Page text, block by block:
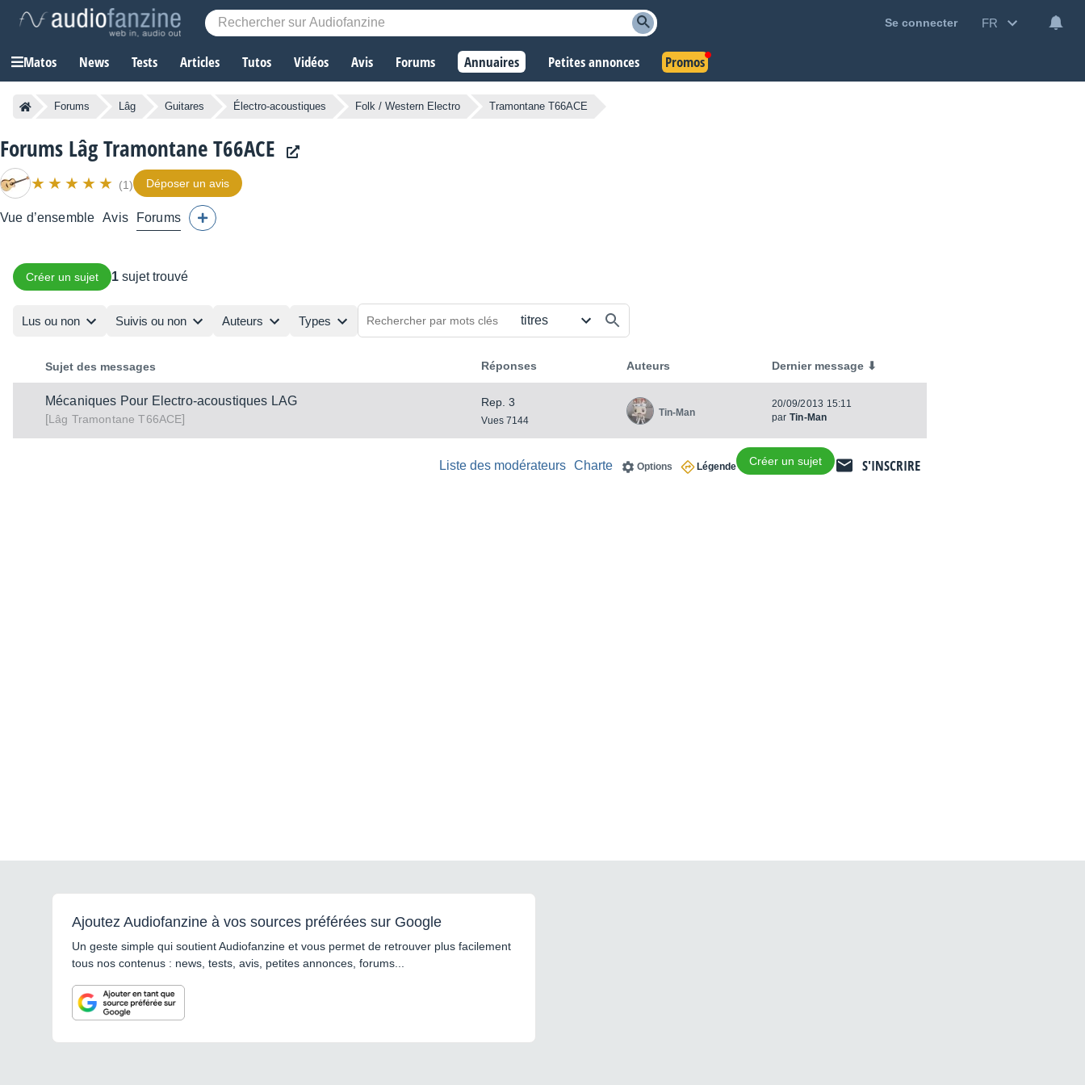
Se connecter FR
Matos News Tests Articles Tutos Vidéos Avis Forums Annuaires Petites annonces Promos
Forums Lâg Guitares Électro-acoustiques Folk / Western Electro Tramontane T66ACE
Forums Lâg Tramontane T66ACE
(1) Déposer un avis
Vue d’ensemble Avis Forums
Créer un sujet 1 sujet trouvé
Lus ou non Suivis ou non Auteurs Types
Sujet des messages Réponses Auteurs Dernier message ⬇
Mécaniques Pour Electro-acoustiques LAG
[Lâg Tramontane T66ACE]
Rep. 3
Vues 7144
Tin-Man
20/09/2013 15:11
par Tin-Man
S'INSCRIRE
Créer un sujet
Légende
Options
Charte
Liste des modérateurs
Ajoutez Audiofanzine à vos sources préférées sur Google
Un geste simple qui soutient Audiofanzine et vous permet de retrouver plus facilement
tous nos contenus : news, tests, avis, petites annonces, forums...